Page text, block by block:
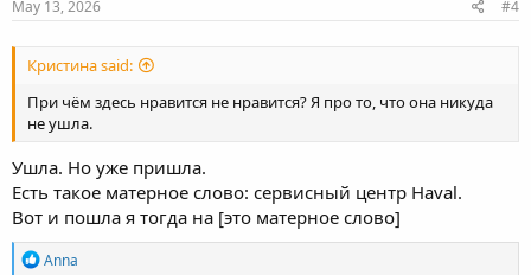
s
May 13, 2026 #4
Кристина said:
При чём здесь нравится не нравится? Я про то, что она никуда
не ушла.
Ушла. Но уже пришла.
Есть такое матерное слово: сервисный центр Haval.
Вот и пошла я тогда на [это матерное слово]
R
Anna